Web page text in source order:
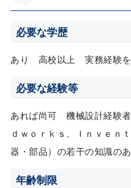
必要な学歴
あり 高校以上 実務経験を
必要な経験等
あれば尚可 機械設計経験
ｄｗｏｒｋｓ、Ｉｎｖｅｎ
器・部品）の若干の知識の
年齢制限